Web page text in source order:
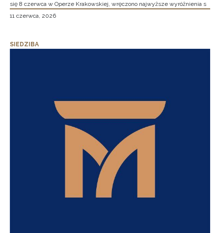
się 8 czerwca w Operze Krakowskiej, wręczono najwyższe wyróżnienia s
11 czerwca, 2026
SIEDZIBA